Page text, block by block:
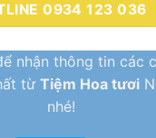
0934 123 036
nhận thông tin các
từ Tiệm Hoa tươi
nhé!